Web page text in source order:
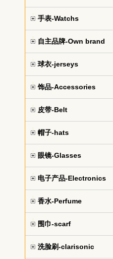
手表-Watchs
自主品牌-Own brand
球衣-jerseys
饰品-Accessories
皮带-Belt
帽子-hats
眼镜-Glasses
电子产品-Electronics
香水-Perfume
围巾-scarf
洗脸刷-clarisonic